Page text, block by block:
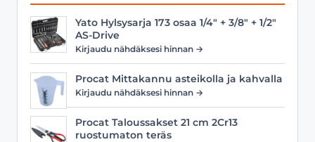
Yato Hylsysarja 173 osaa 1/4" + 3/8" + 1/2"
AS-Drive
Kirjaudu nähdäksesi hinnan →
Procat Mittakannu asteikolla ja kahvalla
Kirjaudu nähdäksesi hinnan →
Procat Taloussakset 21 cm 2Cr13
ruostumaton teräs